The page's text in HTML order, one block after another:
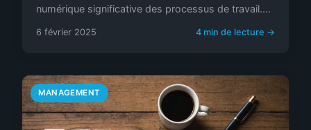
numérique significative des processus de travail....
6 février 2025 4 min de lecture →
MANAGEMENT